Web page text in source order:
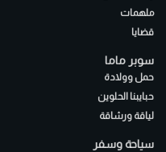
ملهمات
قضايا
سوبر ماما
حمل وولادة
حبايبنا الحلوين
لياقة ورشاقة
سياحة وسفر